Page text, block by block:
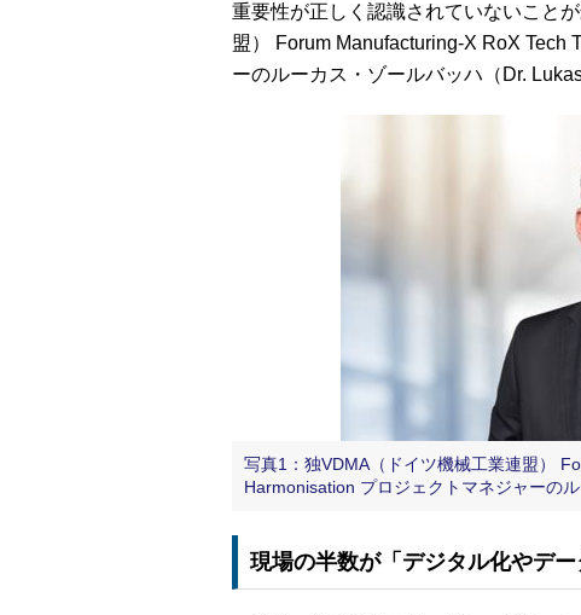
重要性が正しく認識されていないこと
盟） Forum Manufacturing-X RoX Tech
ーのルーカス・ゾールバッハ（Dr.
写真1：独VDMA（ドイツ機械工業連盟）
Harmonisation プロジェクトマネジャーの
現場の半数が「デジタル化やデ